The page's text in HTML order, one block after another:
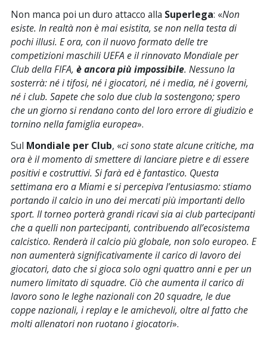
Non manca poi un duro attacco alla Superlega: «Non
esiste. In realtà non è mai esistita, se non nella testa di
pochi illusi. E ora, con il nuovo formato delle tre
competizioni maschili UEFA e il rinnovato Mondiale per
Club della FIFA, è ancora più impossibile. Nessuno la
sosterrà: né i tifosi, né i giocatori, né i media, né i governi,
né i club. Sapete che solo due club la sostengono; spero
che un giorno si rendano conto del loro errore di giudizio e
tornino nella famiglia europea».
Sul Mondiale per Club, «ci sono state alcune critiche, ma
ora è il momento di smettere di lanciare pietre e di essere
positivi e costruttivi. Si farà ed è fantastico. Questa
settimana ero a Miami e si percepiva l’entusiasmo: stiamo
portando il calcio in uno dei mercati più importanti dello
sport. Il torneo porterà grandi ricavi sia ai club partecipanti
che a quelli non partecipanti, contribuendo all’ecosistema
calcistico. Renderà il calcio più globale, non solo europeo. E
non aumenterà significativamente il carico di lavoro dei
giocatori, dato che si gioca solo ogni quattro anni e per un
numero limitato di squadre. Ciò che aumenta il carico di
lavoro sono le leghe nazionali con 20 squadre, le due
coppe nazionali, i replay e le amichevoli, oltre al fatto che
molti allenatori non ruotano i giocatori».